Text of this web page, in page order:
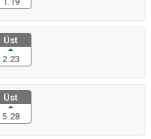
Üst
2.23
Üst
5.28